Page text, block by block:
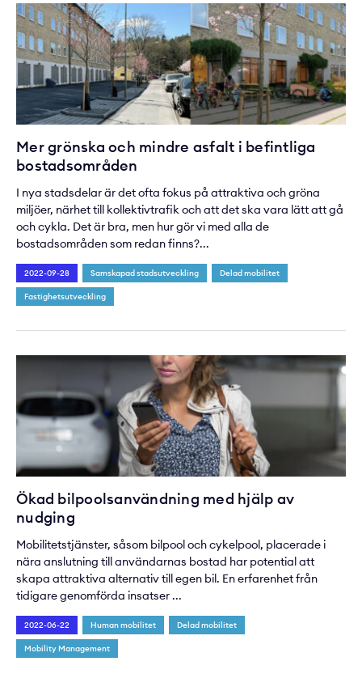
Mer grönska och mindre asfalt i befintliga
bostadsområden
I nya stadsdelar är det ofta fokus på attraktiva och gröna
miljöer, närhet till kollektivtrafik och att det ska vara lätt att gå
och cykla. Det är bra, men hur gör vi med alla de
bostadsområden som redan finns?...
2022-09-28 Samskapad stadsutveckling Delad mobilitet
Fastighetsutveckling
Ökad bilpoolsanvändning med hjälp av
nudging
Mobilitetstjänster, såsom bilpool och cykelpool, placerade i
nära anslutning till användarnas bostad har potential att
skapa attraktiva alternativ till egen bil. En erfarenhet från
tidigare genomförda insatser ...
2022-06-22 Human mobilitet Delad mobilitet
Mobility Management